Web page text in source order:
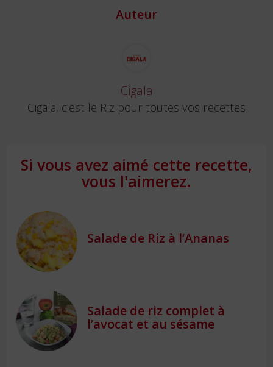
Auteur
Cigala
Cigala, c'est le Riz pour toutes vos recettes
Si vous avez aimé cette recette,
vous l'aimerez.
Salade de Riz à l’Ananas
Salade de riz complet à
l’avocat et au sésame